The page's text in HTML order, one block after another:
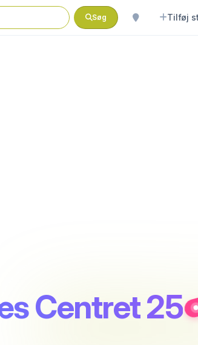
Søg Tilføj
Centret 25